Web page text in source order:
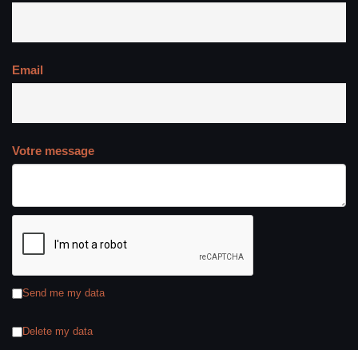
Email
Votre message
Send me my data
Delete my data